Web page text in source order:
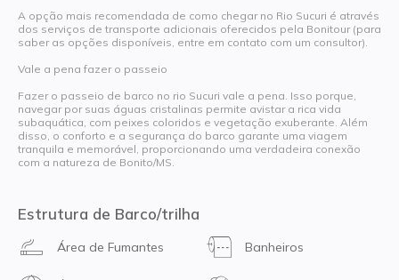
A opção mais recomendada de como chegar no Rio Sucuri é através
dos serviços de transporte adicionais oferecidos pela Bonitour (para
saber as opções disponíveis, entre em contato com um consultor).
Vale a pena fazer o passeio
Fazer o passeio de barco no rio Sucuri vale a pena. Isso porque,
navegar por suas águas cristalinas permite avistar a rica vida
subaquática, com peixes coloridos e vegetação exuberante. Além
disso, o conforto e a segurança do barco garante uma viagem
tranquila e memorável, proporcionando uma verdadeira conexão
com a natureza de Bonito/MS.
Estrutura de Barco/trilha
Área de Fumantes Banheiros